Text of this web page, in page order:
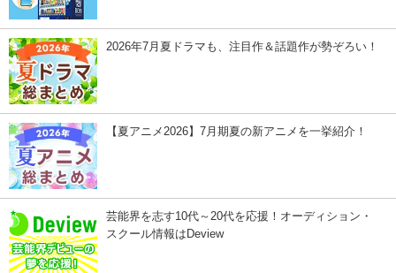
2026年7月夏ドラマも、注目作＆話題作が勢ぞろい！
【夏アニメ2026】7月期夏の新アニメを一挙紹介！
芸能界を志す10代～20代を応援！オーディション・
スクール情報はDeview